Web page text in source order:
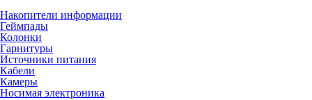
Накопители информации
Геймпады
Колонки
Гарнитуры
Источники питания
Кабели
Камеры
Носимая электроника